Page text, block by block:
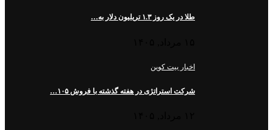
طلا در یک روز ۱.۳ تریلیون دلار به…
اخبار بیت کوین
شرکت استراتژی در هفته گذشته با فروش ۱۰۵…